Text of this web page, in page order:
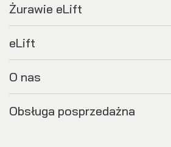
Żurawie eLift
eLift
O nas
Obsługa posprzedażna